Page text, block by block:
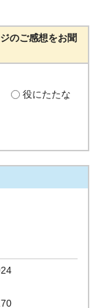
のご感想をお聞
役にたたな